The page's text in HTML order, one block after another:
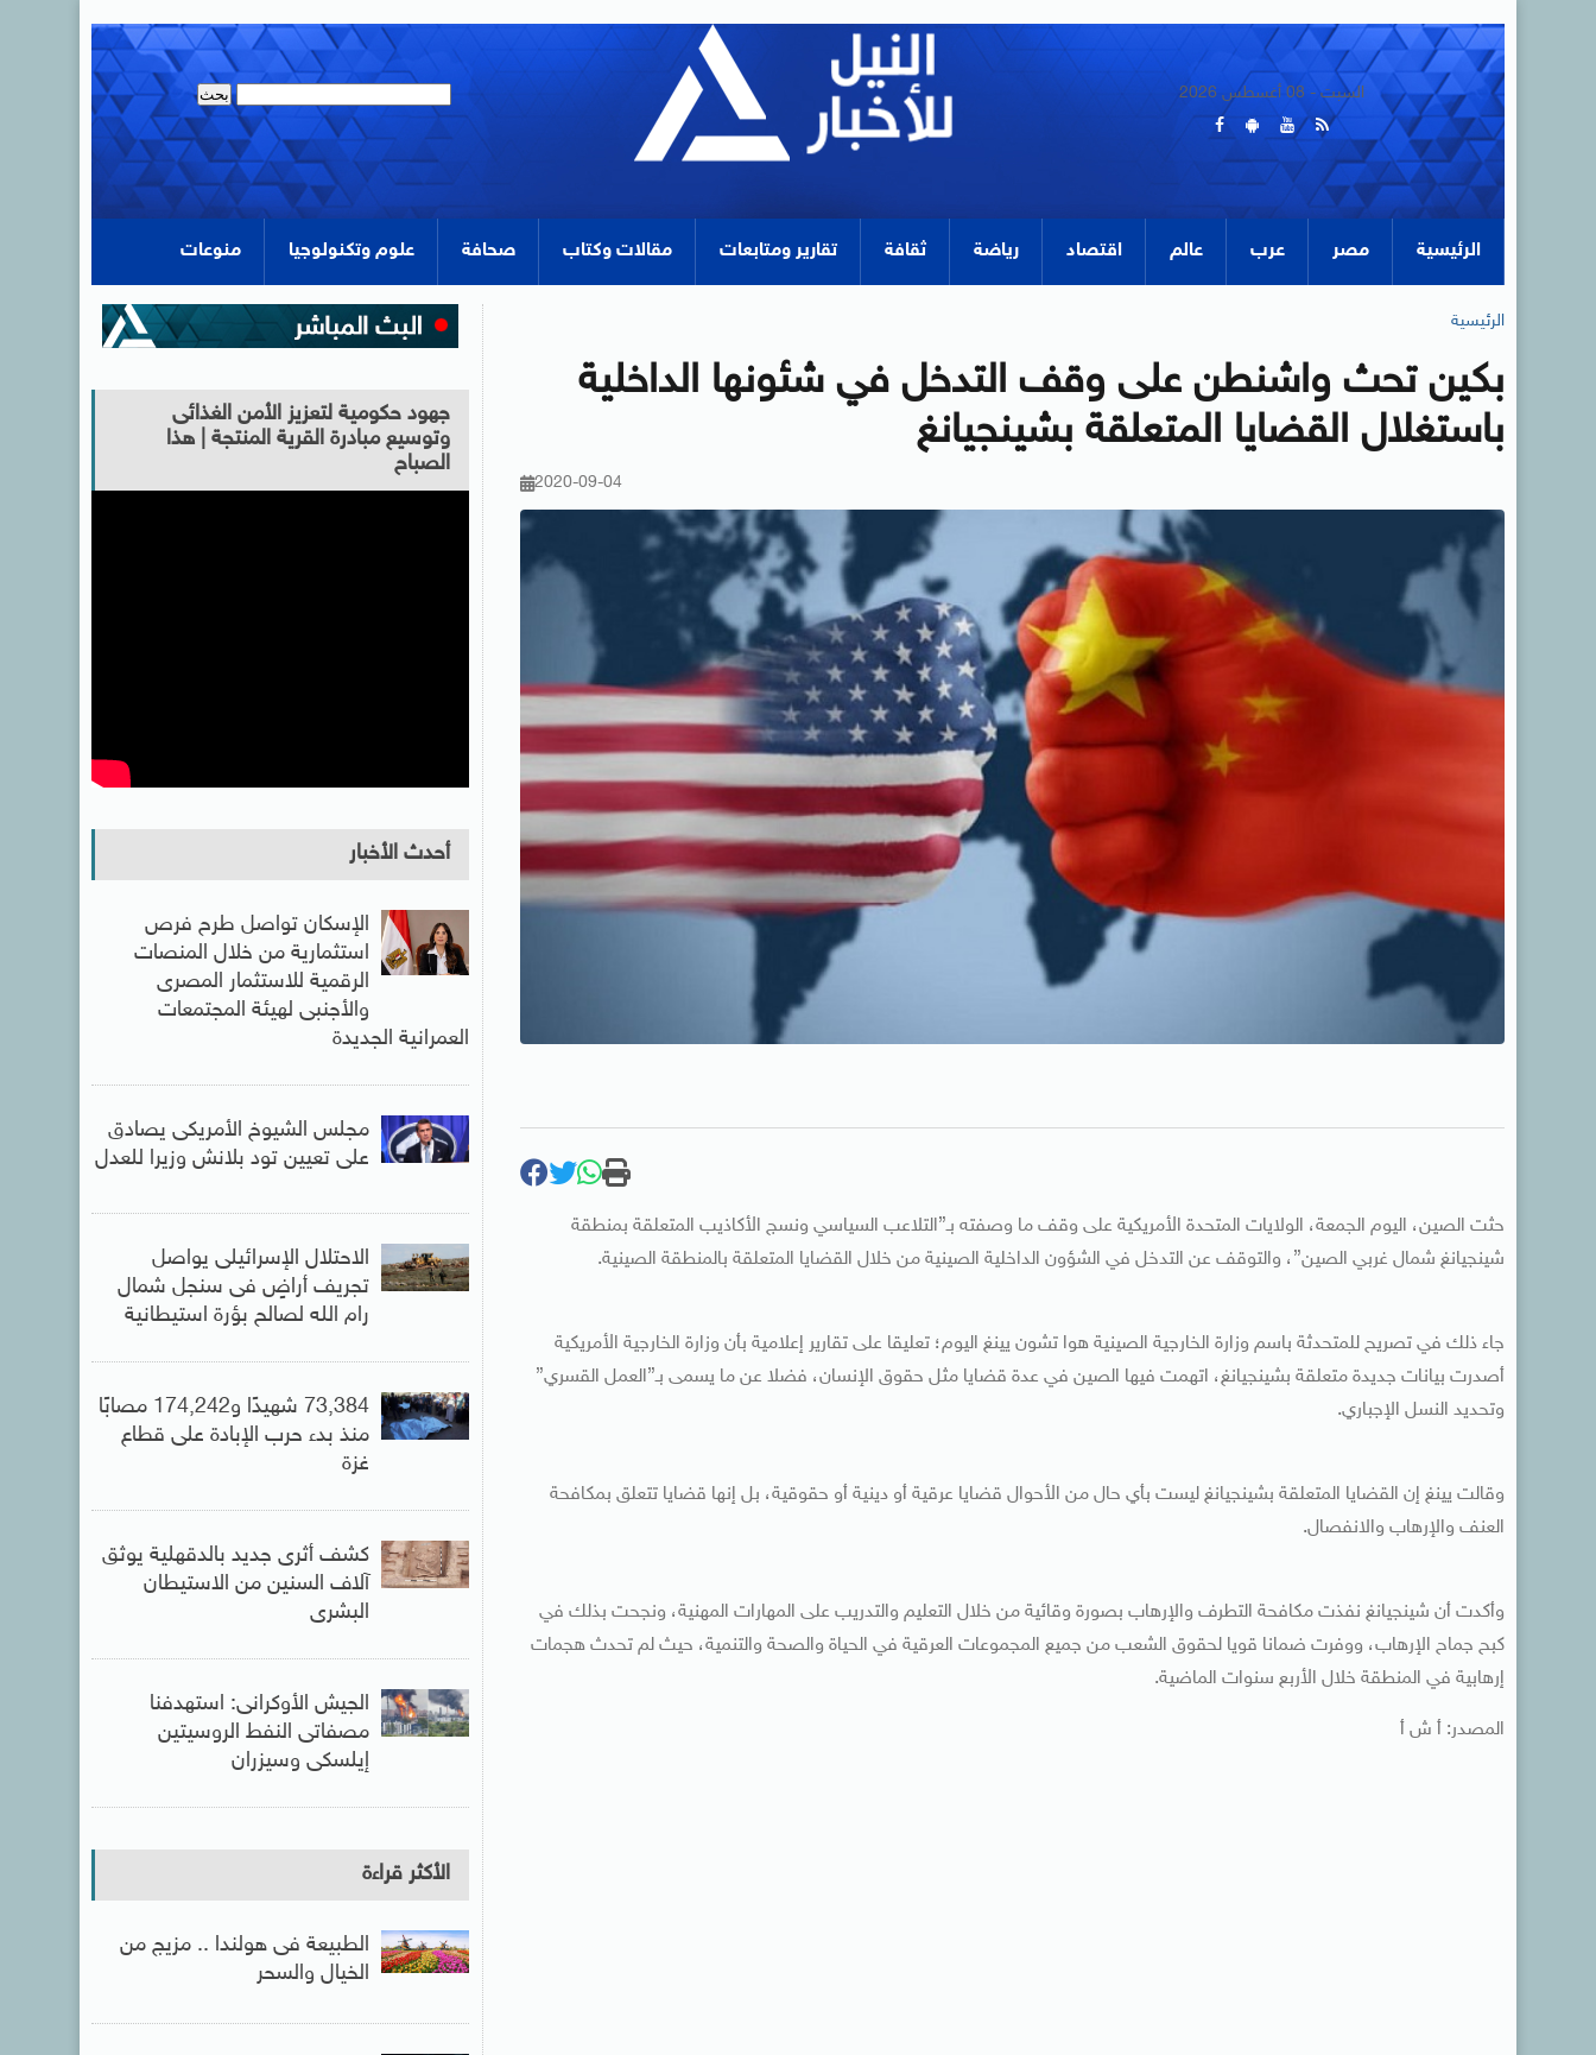
السبت - 08 أغسطس 2026
الرئيسية مصر عرب عالم اقتصاد رياضة ثقافة تقارير ومتابعات مقالات وكتاب صحافة علوم وتكنولوجيا منوعات
الرئيسية
بكين تحث واشنطن على وقف التدخل في شئونها الداخلية
باستغلال القضايا المتعلقة بشينجيانغ
2020-09-04
حثت الصين، اليوم الجمعة، الولايات المتحدة الأمريكية على وقف ما وصفته بـ”التلاعب السياسي ونسج الأكاذيب المتعلقة بمنطقة
شينجيانغ شمال غربي الصين”، والتوقف عن التدخل في الشؤون الداخلية الصينية من خلال القضايا المتعلقة بالمنطقة الصينية.
جاء ذلك في تصريح للمتحدثة باسم وزارة الخارجية الصينية هوا تشون يينغ اليوم؛ تعليقا على تقارير إعلامية بأن وزارة الخارجية الأمريكية
أصدرت بيانات جديدة متعلقة بشينجيانغ، اتهمت فيها الصين في عدة قضايا مثل حقوق الإنسان، فضلا عن ما يسمى بـ”العمل القسري”
وتحديد النسل الإجباري.
وقالت يينغ إن القضايا المتعلقة بشينجيانغ ليست بأي حال من الأحوال قضايا عرقية أو دينية أو حقوقية، بل إنها قضايا تتعلق بمكافحة
العنف والإرهاب والانفصال.
وأكدت أن شينجيانغ نفذت مكافحة التطرف والإرهاب بصورة وقائية من خلال التعليم والتدريب على المهارات المهنية، ونجحت بذلك في
كبح جماح الإرهاب، ووفرت ضمانا قويا لحقوق الشعب من جميع المجموعات العرقية في الحياة والصحة والتنمية، حيث لم تحدث هجمات
إرهابية في المنطقة خلال الأربع سنوات الماضية.
المصدر: أ ش أ
جهود حكومية لتعزيز الأمن الغذائى
وتوسيع مبادرة القرية المنتجة | هذا
الصباح
أحدث الأخبار
الإسكان تواصل طرح فرص
استثمارية من خلال المنصات
الرقمية للاستثمار المصرى
والأجنبى لهيئة المجتمعات
العمرانية الجديدة
مجلس الشيوخ الأمريكى يصادق
على تعيين تود بلانش وزيرا للعدل
الاحتلال الإسرائيلى يواصل
تجريف أراضٍ فى سنجل شمال
رام الله لصالح بؤرة استيطانية
73,384 شهيدًا و174,242 مصابًا
منذ بدء حرب الإبادة على قطاع
غزة
كشف أثرى جديد بالدقهلية يوثق
آلاف السنين من الاستيطان
البشرى
الجيش الأوكرانى: استهدفنا
مصفاتى النفط الروسيتين
إيلسكى وسيزران
الأكثر قراءة
الطبيعة فى هولندا .. مزيج من
الخيال والسحر